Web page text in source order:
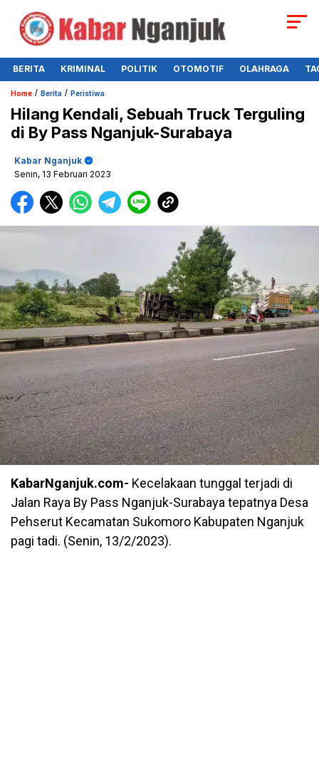
BERITA KRIMINAL POLITIK OTOMOTIF OLAHRAGA
Home / Berita / Peristiwa
Hilang Kendali, Sebuah Truck Terguling
di By Pass Nganjuk-Surabaya
Kabar Nganjuk
Senin, 13 Februari 2023
KabarNganjuk.com- Kecelakaan tunggal terjadi di
Jalan Raya By Pass Nganjuk-Surabaya tepatnya Desa
Pehserut Kecamatan Sukomoro Kabupaten Nganjuk
pagi tadi. (Senin, 13/2/2023).